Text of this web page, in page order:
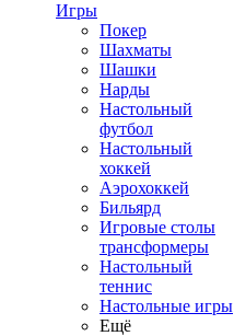
Игры
Покер
Шахматы
Шашки
Нарды
Настольный
футбол
Настольный
хоккей
Аэрохоккей
Бильярд
Игровые столы
трансформеры
Настольный
теннис
Настольные игры
Ещё